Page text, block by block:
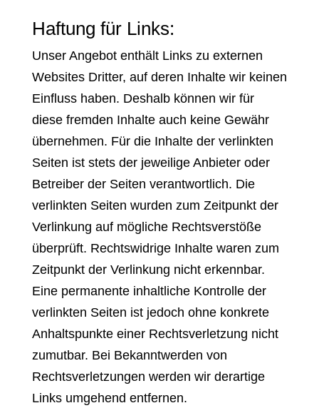
Haftung für Links:
Unser Angebot enthält Links zu externen
Websites Dritter, auf deren Inhalte wir keinen
Einfluss haben. Deshalb können wir für
diese fremden Inhalte auch keine Gewähr
übernehmen. Für die Inhalte der verlinkten
Seiten ist stets der jeweilige Anbieter oder
Betreiber der Seiten verantwortlich. Die
verlinkten Seiten wurden zum Zeitpunkt der
Verlinkung auf mögliche Rechtsverstöße
überprüft. Rechtswidrige Inhalte waren zum
Zeitpunkt der Verlinkung nicht erkennbar.
Eine permanente inhaltliche Kontrolle der
verlinkten Seiten ist jedoch ohne konkrete
Anhaltspunkte einer Rechtsverletzung nicht
zumutbar. Bei Bekanntwerden von
Rechtsverletzungen werden wir derartige
Links umgehend entfernen.